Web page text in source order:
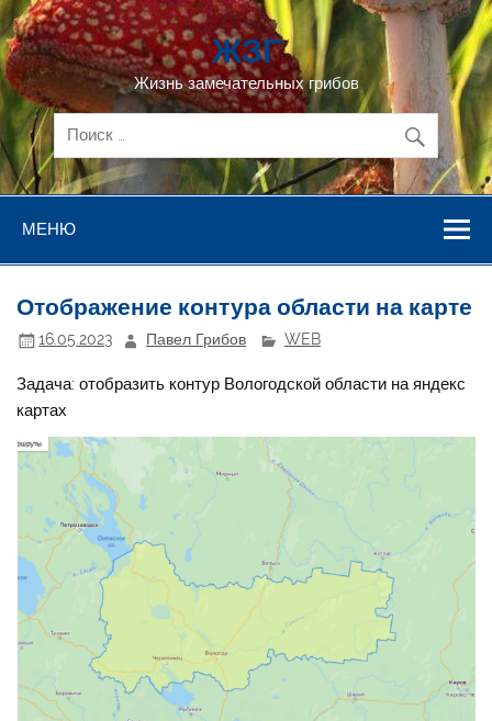
Перейти
к
содержимому
ЖЗГ
Жизнь замечательных грибов
МЕНЮ
Отображение контура области на карте
16.05.2023 Павел Грибов WEB
Задача: отобразить контур Вологодской области на яндекс
картах